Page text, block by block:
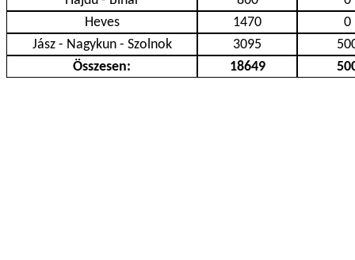
Heves
1470
0
Jász - Nagykun - Szolnok
3095
Összesen:
18649